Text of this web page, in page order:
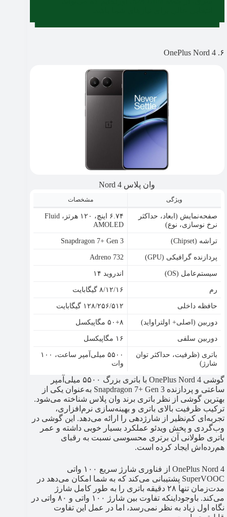
۶. OnePlus Nord 4
وان پلاس Nord 4
ویژگی مشخصات
صفحه‌نمایش (ابعاد، حداکثر
نرخ نوسازی، نوع)
۶.۷۴ اینچ، ۱۲۰ هرتز، Fluid
AMOLED
تراشه (Chipset)
Snapdragon 7+ Gen 3
پردازنده گرافیکی (GPU)
Adreno 732
سیستم‌عامل (OS)
اندروید ۱۴
رم
۸/۱۲/۱۶ گیگابایت
حافظه داخلی
۱۲۸/۲۵۶/۵۱۲ گیگابایت
دوربین (اصلی+ اولتراواید)
۵۰+۸ مگاپیکسل
دوربین سلفی
۱۶ مگاپیکسل
باتری (ظرفیت، حداکثر توان
شارژ)
۵۵۰۰ میلی‌آمپر ساعت، ۱۰۰
وات
گوشی OnePlus Nord 4 با باتری بزرگ ۵۵۰۰ میلی‌آمپر
ساعتی و پردازنده Snapdragon 7+ Gen 3 به‌عنوان یکی از
بهترین گوشی از نظر باتری برند وان پلاس شناخته می‌شود.
ترکیب ظرفیت بالای باتری و بهینه‌سازی نرم‌افزاری،
تجربه‌ای کم‌نظیر از شارژدهی را ارائه می‌دهد. این گوشی در
وب‌گردی و پخش ویدئو عملکرد بسیار خوبی داشته و عمر
باتری طولانی آن برتری محسوسی نسبت به رقبای
هم‌رده‌اش ایجاد کرده است.
OnePlus Nord 4 از فناوری شارژ سریع ۱۰۰ واتی
SuperVOOC پشتیبانی می‌کند که به شما امکان می‌دهد در
مدت‌زمان تنها ۲۸ دقیقه باتری را به طور کامل شارژ
می‌کند. باوجوداینکه تفاوت بین شارژ ۱۰۰ واتی و ۸۰ واتی در
نگاه اول زیاد به نظر نمی‌رسد، اما در عمل این تفاوت